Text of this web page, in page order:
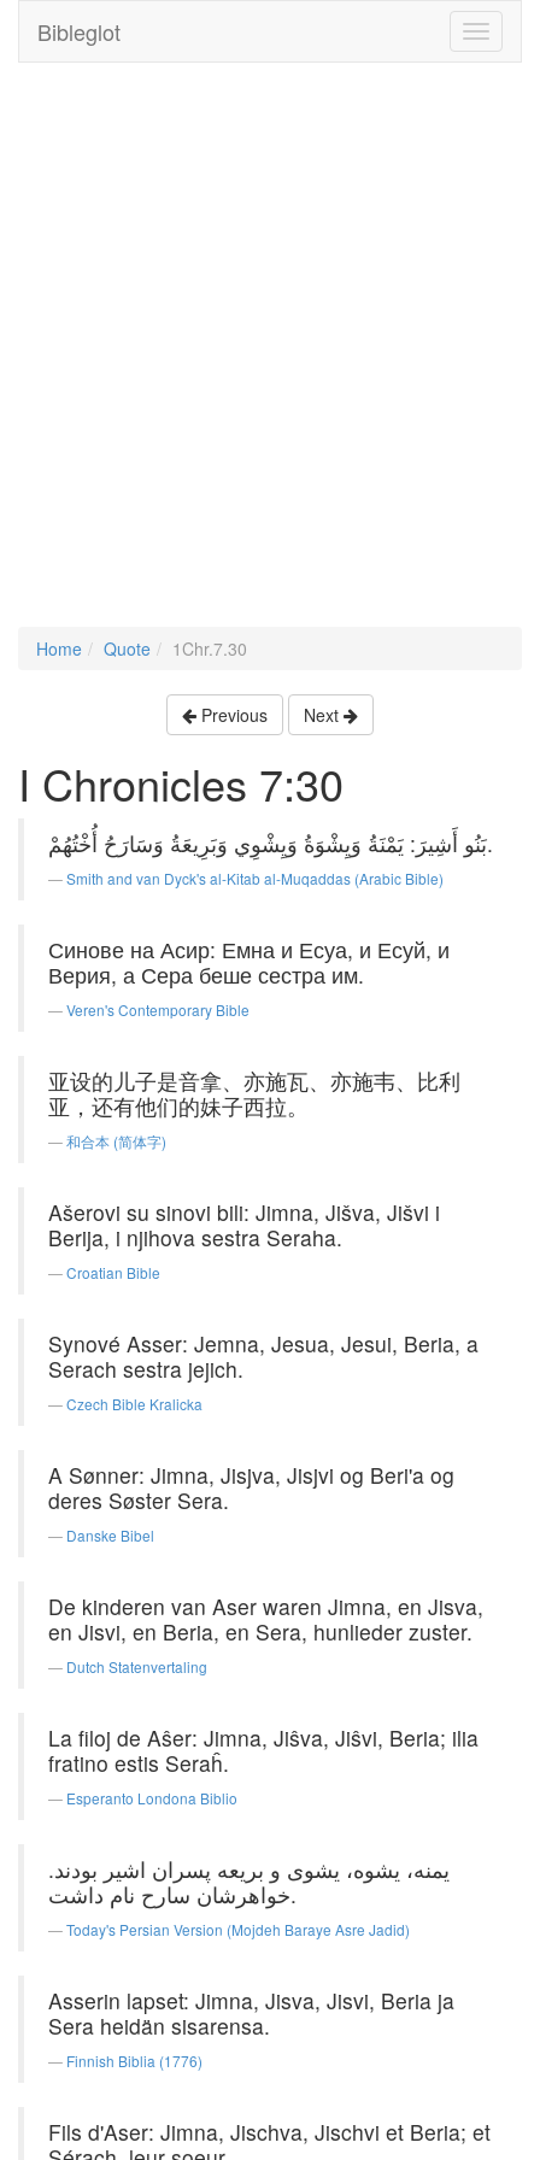
Toggle
Bibleglot
Home Quote 1Chr.7.30
Previous Next
I Chronicles 7:30
بَنُو أَشِيرَ: يَمْنَةُ وَيِشْوَةُ وَيِشْوِي وَبَرِيعَةُ وَسَارَحُ أُخْتُهُمْ.
Smith and van Dyck's al-Kitab al-Muqaddas (Arabic Bible)
Синове на Асир: Емна и Есуа, и Есуй, и
Верия, а Сера беше сестра им.
Veren's Contemporary Bible
亚设的儿子是音拿、亦施瓦、亦施韦、比利
亚，还有他们的妹子西拉。
和合本 (简体字)
Ašerovi su sinovi bili: Jimna, Jišva, Jišvi i
Berija, i njihova sestra Seraha.
Croatian Bible
Synové Asser: Jemna, Jesua, Jesui, Beria, a
Serach sestra jejich.
Czech Bible Kralicka
A Sønner: Jimna, Jisjva, Jisjvi og Beri'a og
deres Søster Sera.
Danske Bibel
De kinderen van Aser waren Jimna, en Jisva,
en Jisvi, en Beria, en Sera, hunlieder zuster.
Dutch Statenvertaling
La filoj de Aŝer: Jimna, Jiŝva, Jiŝvi, Beria; ilia
fratino estis Seraĥ.
Esperanto Londona Biblio
یمنه، یشوه، یشوی و بریعه پسران اشیر بودند.
خواهرشان سارح نام داشت.
Today's Persian Version (Mojdeh Baraye Asre Jadid)
Asserin lapset: Jimna, Jisva, Jisvi, Beria ja
Sera heidän sisarensa.
Finnish Biblia (1776)
Fils d'Aser: Jimna, Jischva, Jischvi et Beria; et